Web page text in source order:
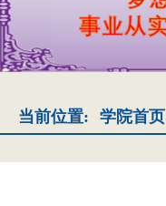
当前位置: 学院首页